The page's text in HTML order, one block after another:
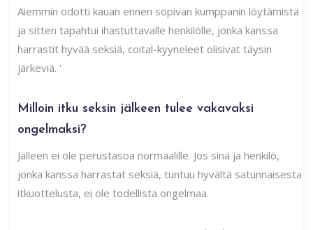
Aiemmin odotti kauan ennen sopivan kumppanin löytämistä
ja sitten tapahtui ihastuttavalle henkilölle, jonka kanssa
harrastit hyvää seksiä, coital-kyyneleet olisivat täysin
järkeviä. '
Milloin itku seksin jälkeen tulee vakavaksi
ongelmaksi?
Jälleen ei ole perustasoa normaalille. Jos sinä ja henkilö,
jonka kanssa harrastat seksiä, tuntuu hyvältä satunnaisesta
itkuottelusta, ei ole todellista ongelmaa.